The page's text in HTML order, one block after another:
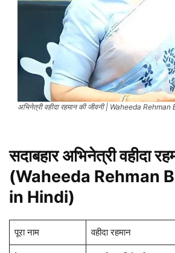
अभिनेत्री वहीदा रहमान की जीवनी | Waheeda
सदाबहार अभिनेत्री वहीदा
(Waheeda Rehman
in Hindi)
पूरा नाम वहीदा रहमान